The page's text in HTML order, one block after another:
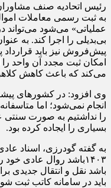
رئیس اتحادیه صنف
به ثبت رسمی معاملات
عملیاتی» می‌شود
بی‌بدیلی را اجرا کند. به
پیش‌فروش نیز باید
امکان ثبت مجدد آن واحد
می‌کند که باعث کاهش
وی افزود: در کشورهای
انجام نمی‌شود؛ اما
را نداشتیم به صورت
بسیاری را ایجاده کرده بود.
۱۴۰۳باشد روال عادی
باشد نقل و انتقال جدیدی
باید در سامانه کاتب ثبت